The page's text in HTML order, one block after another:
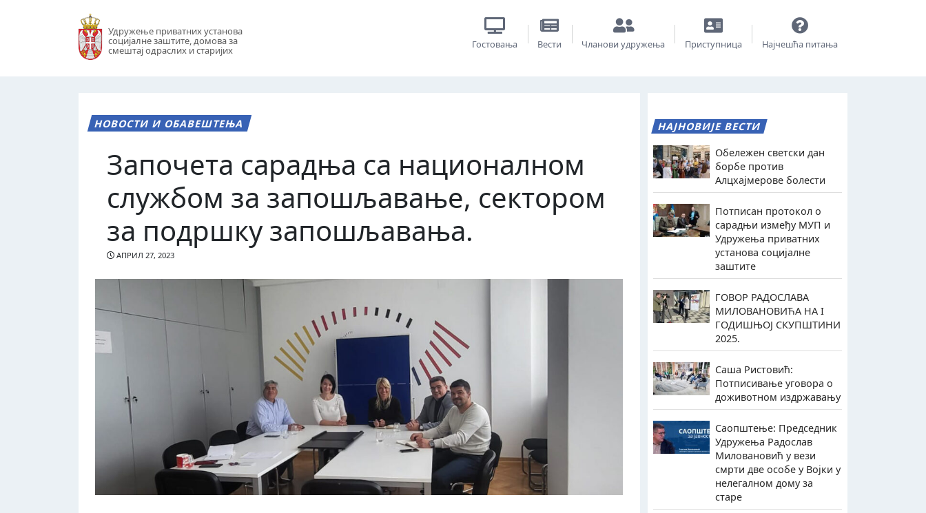
Удружење приватних установа
социјалне заштите, домова за
смештај одраслих и старијих
Гостовања Вести Чланови удружења Приступница Најчешћа питања
НОВОСТИ И ОБАВЕШТЕЊА
Започета сарадња са националном
службом за запошљавање, сектором
за подршку запошљавања.
АПРИЛ 27, 2023
НАЈНОВИЈЕ ВЕСТИ
Обележен светски дан
борбе против
Алцхајмерове болести
Потписан протокол о
сарадњи између МУП и
Удружења приватних
установа социјалне
заштите
ГОВОР РАДОСЛАВА
МИЛОВАНОВИЋА НА I
ГОДИШЊОЈ СКУПШТИНИ
2025.
Саша Ристовић:
Потписивање уговора о
доживотном издржавању
Саопштење: Председник
Удружења Радослав
Миловановић у вези
смрти две особе у Војки у
нелегалном дому за
старе